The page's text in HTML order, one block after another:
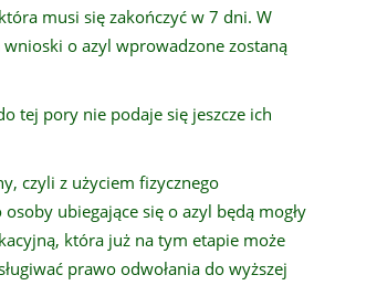
musi się zakończyć w 7 dni. W
o azyl wprowadzone zostaną
tej pory nie podaje się jeszcze ich
czyli z użyciem fizycznego
ubiegające się o azyl będą mogły
która już na tym etapie może
prawo odwołania do wyższej